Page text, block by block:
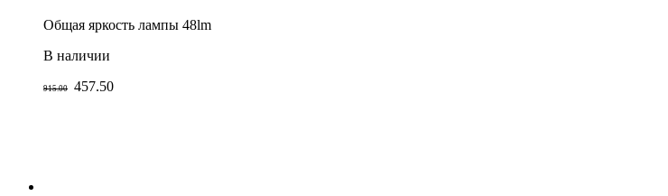
Общая яркость лампы 48lm
В наличии
915.00 457.50